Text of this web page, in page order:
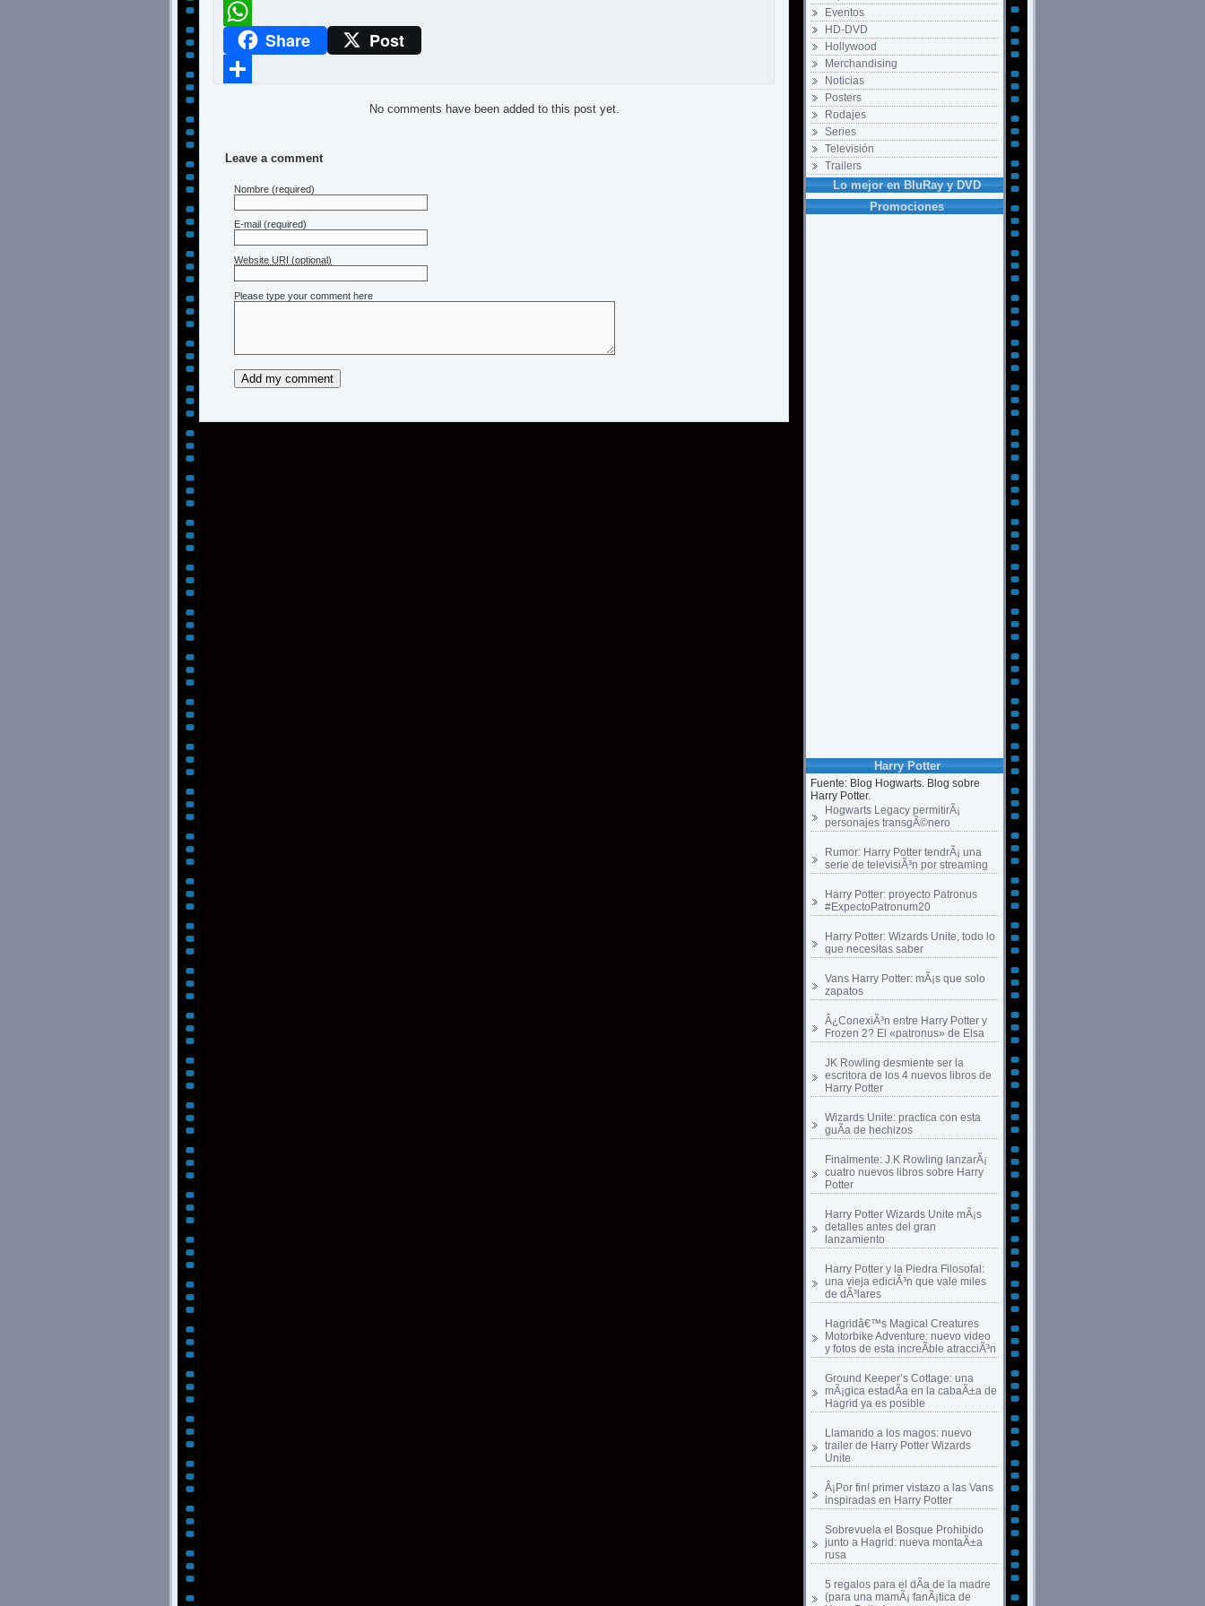
Eventos
HD-DVD
Hollywood
Merchandising
Noticias
Posters
Rodajes
Series
Televisión
Trailers
Lo mejor en BluRay y DVD
Promociones
Harry Potter
Fuente: Blog Hogwarts. Blog sobre
Harry Potter.
Hogwarts Legacy permitirÃ¡
personajes transgÃ©nero
Rumor: Harry Potter tendrÃ¡ una
serie de televisiÃ³n por streaming
Harry Potter: proyecto Patronus
#ExpectoPatronum20
Harry Potter: Wizards Unite, todo lo
que necesitas saber
Vans Harry Potter: mÃ¡s que solo
zapatos
Â¿ConexiÃ³n entre Harry Potter y
Frozen 2? El «patronus» de Elsa
JK Rowling desmiente ser la
escritora de los 4 nuevos libros de
Harry Potter
Wizards Unite: practica con esta
guÃ­a de hechizos
Finalmente: J.K Rowling lanzarÃ¡
cuatro nuevos libros sobre Harry
Potter
Harry Potter Wizards Unite mÃ¡s
detalles antes del gran
lanzamiento
Harry Potter y la Piedra Filosofal:
una vieja ediciÃ³n que vale miles
de dÃ³lares
Hagridâ€™s Magical Creatures
Motorbike Adventure: nuevo video
y fotos de esta increÃ­ble atracciÃ³n
Ground Keeper’s Cottage: una
mÃ¡gica estadÃ­a en la cabaÃ±a de
Hagrid ya es posible
Llamando a los magos: nuevo
trailer de Harry Potter Wizards
Unite
Â¡Por fin! primer vistazo a las Vans
inspiradas en Harry Potter
Sobrevuela el Bosque Prohibido
junto a Hagrid: nueva montaÃ±a
rusa
5 regalos para el dÃ­a de la madre
(para una mamÃ¡ fanÃ¡tica de
Meneame
WhatsAppShare Post
No comments have been added to this post yet.
Leave a comment
Nombre (required)
E-mail (required)
Website URI (optional)
Please type your comment here